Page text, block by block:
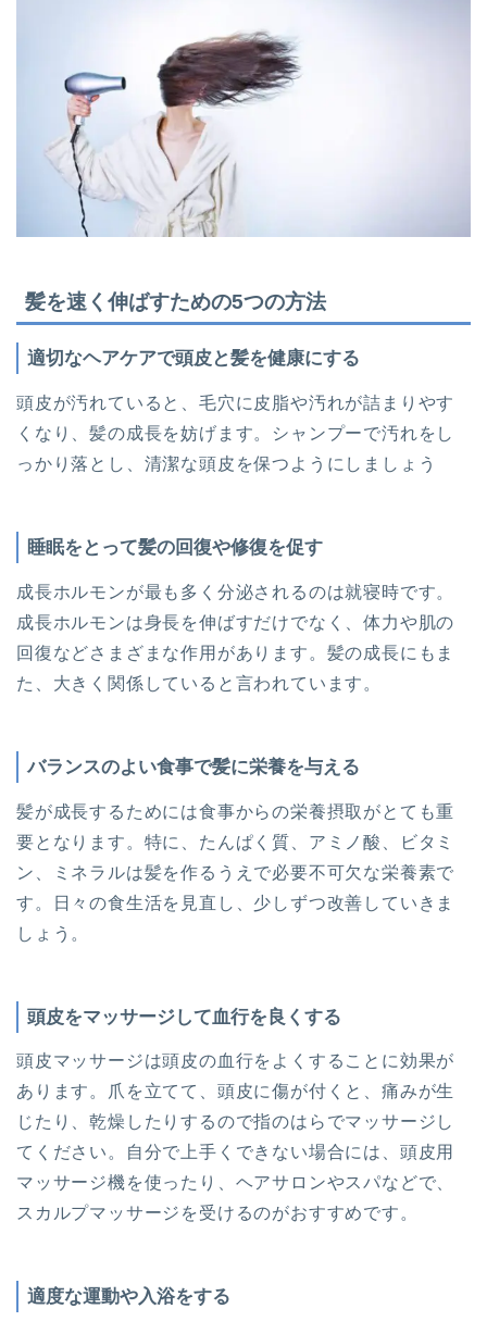
髪を速く伸ばすための5つの方法
適切なヘアケアで頭皮と髪を健康にする
頭皮が汚れていると、毛穴に皮脂や汚れが詰まりやす
くなり、髪の成長を妨げます。シャンプーで汚れをし
っかり落とし、清潔な頭皮を保つようにしましょう
睡眠をとって髪の回復や修復を促す
成長ホルモンが最も多く分泌されるのは就寝時です。
成長ホルモンは身長を伸ばすだけでなく、体力や肌の
回復などさまざまな作用があります。髪の成長にもま
た、大きく関係していると言われています。
バランスのよい食事で髪に栄養を与える
髪が成長するためには食事からの栄養摂取がとても重
要となります。特に、たんぱく質、アミノ酸、ビタミ
ン、ミネラルは髪を作るうえで必要不可欠な栄養素で
す。日々の食生活を見直し、少しずつ改善していきま
しょう。
頭皮をマッサージして血行を良くする
頭皮マッサージは頭皮の血行をよくすることに効果が
あります。爪を立てて、頭皮に傷が付くと、痛みが生
じたり、乾燥したりするので指のはらでマッサージし
てください。自分で上手くできない場合には、頭皮用
マッサージ機を使ったり、ヘアサロンやスパなどで、
スカルプマッサージを受けるのがおすすめです。
適度な運動や入浴をする